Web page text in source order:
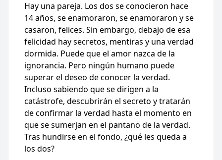
Hay una pareja. Los dos se conocieron hace
14 años, se enamoraron, se enamoraron y se
casaron, felices. Sin embargo, debajo de esa
felicidad hay secretos, mentiras y una verdad
dormida. Puede que el amor nazca de la
ignorancia. Pero ningún humano puede
superar el deseo de conocer la verdad.
Incluso sabiendo que se dirigen a la
catástrofe, descubrirán el secreto y tratarán
de confirmar la verdad hasta el momento en
que se sumerjan en el pantano de la verdad.
Tras hundirse en el fondo, ¿qué les queda a
los dos?